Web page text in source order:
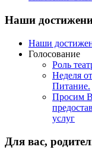
Наши
Наши
Голосование
Роль
Неделя
Питание.
Просим
услуг
Для вас,